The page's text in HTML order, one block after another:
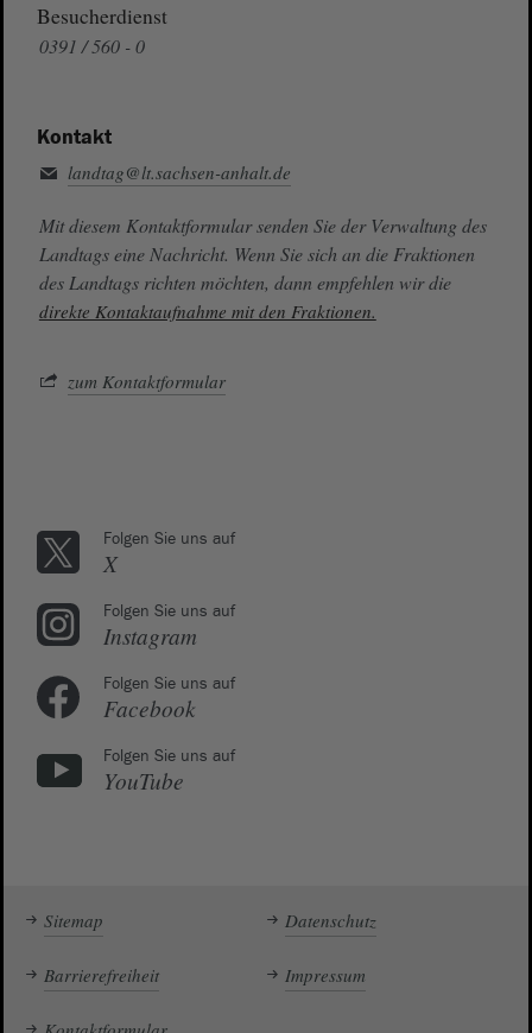
Besucherdienst
0391 / 560 - 0
Kontakt
landtag@lt.sachsen-anhalt.de
Mit diesem Kontaktformular senden Sie der Verwaltung des
Landtags eine Nachricht. Wenn Sie sich an die Fraktionen
des Landtags richten möchten, dann empfehlen wir die
direkte Kontaktaufnahme mit den Fraktionen.
zum Kontaktformular
Folgen Sie uns auf
X
Folgen Sie uns auf
Instagram
Folgen Sie uns auf
Facebook
Folgen Sie uns auf
YouTube
Sitemap Datenschutz
Barrierefreiheit Impressum